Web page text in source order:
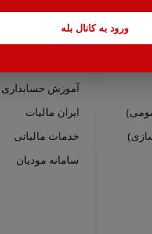
ورود به کانال بلهخدمات
آموزش حسابداری
ایران مالیات
خدمات مالیاتی
سامانه مودیان